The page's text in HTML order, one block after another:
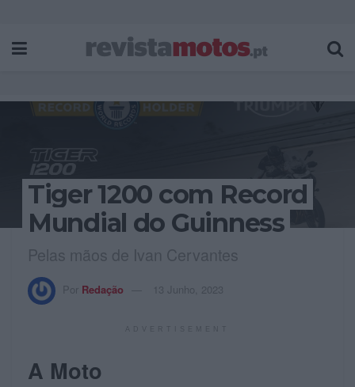
Tiger 1200 com Record
Mundial do Guinness
Pelas mãos de Ivan Cervantes
Por Redação 13 Junho, 2023
A Moto